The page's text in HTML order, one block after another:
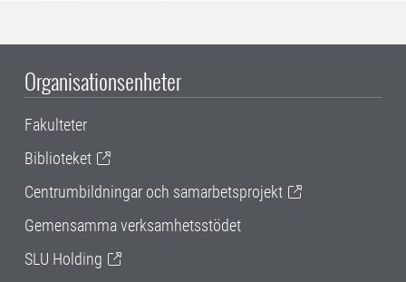
Organisationsenheter
Fakulteter
Biblioteket
Centrumbildningar och samarbetsprojekt
Gemensamma verksamhetsstödet
SLU Holding